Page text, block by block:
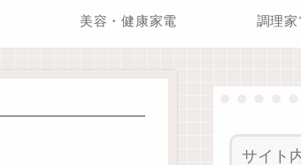
美容・健康家電 調理家